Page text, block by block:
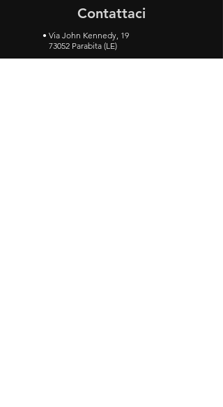
Contattaci
• Via John Kennedy, 19
73052 Parabita (LE)